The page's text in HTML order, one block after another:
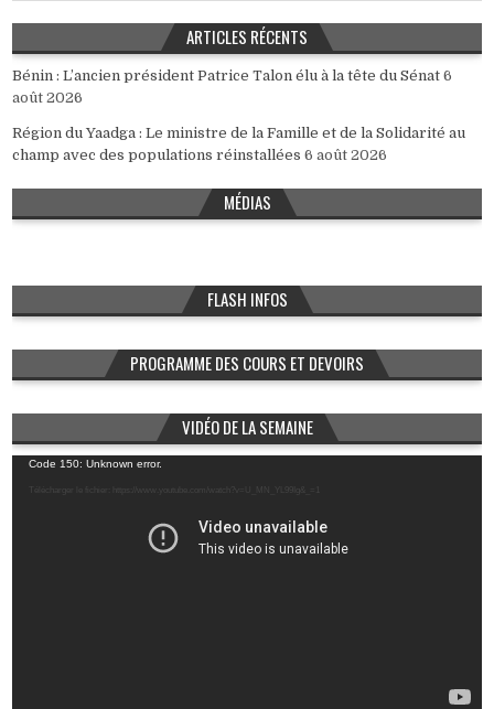
ARTICLES RÉCENTS
Bénin : L’ancien président Patrice Talon élu à la tête du Sénat 6
août 2026
Région du Yaadga : Le ministre de la Famille et de la Solidarité au
champ avec des populations réinstallées 6 août 2026
MÉDIAS
FLASH INFOS
PROGRAMME DES COURS ET DEVOIRS
VIDÉO DE LA SEMAINE
Lecteur
vidéo
Code 150: Unknown error.
Télécharger le fichier: https://www.youtube.com/watch?v=U_MN_YL99Ig&_=1